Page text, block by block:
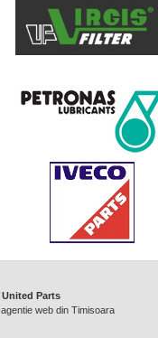
United Parts
agentie web din Timisoara